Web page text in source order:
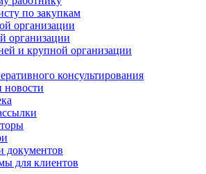
по закупкам
организации
организации
и крупной организации
консультирования
документов
для клиентов